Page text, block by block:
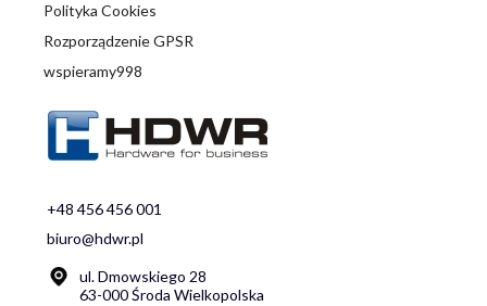
Polityka Cookies
Rozporządzenie GPSR
wspieramy998
+48 456 456 001
biuro@hdwr.pl
ul. Dmowskiego 28
63-000 Środa Wielkopolska